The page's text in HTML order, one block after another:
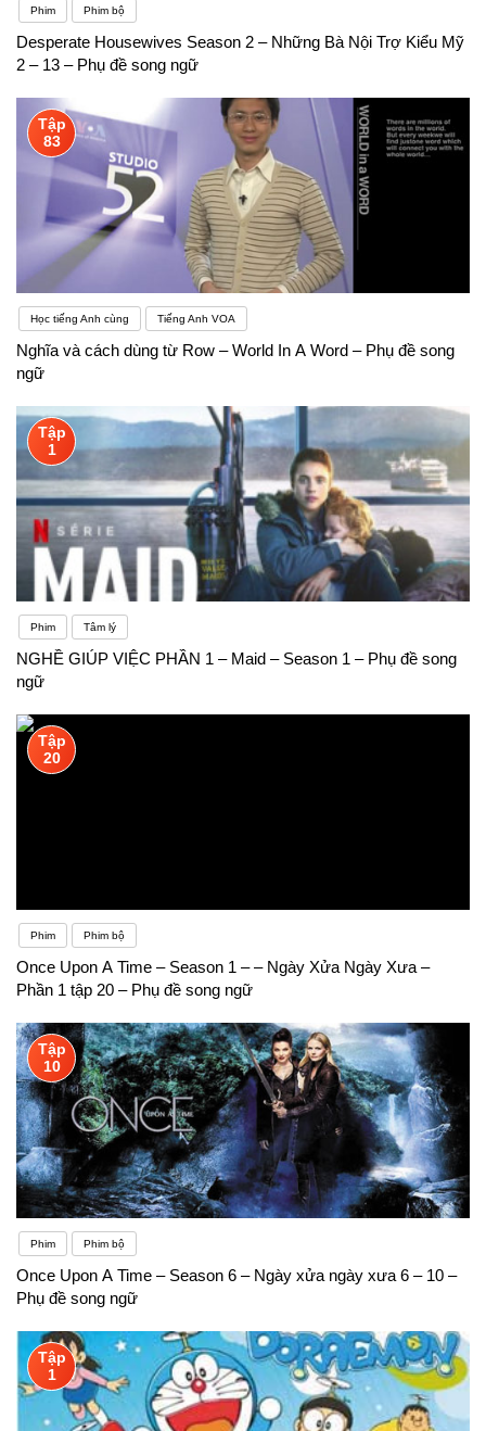
Phim Phim bộ
Desperate Housewives Season 2 – Những Bà Nội Trợ Kiểu Mỹ
2 – 13 – Phụ đề song ngữ
Tập
83
Học tiếng Anh cùng Tiếng Anh VOA
Nghĩa và cách dùng từ Row – World In A Word – Phụ đề song
ngữ
Tập
1
Phim Tâm lý
NGHỀ GIÚP VIỆC PHẦN 1 – Maid – Season 1 – Phụ đề song
ngữ
Tập
20
Phim Phim bộ
Once Upon A Time – Season 1 – – Ngày Xửa Ngày Xưa –
Phần 1 tập 20 – Phụ đề song ngữ
Tập
10
Phim Phim bộ
Once Upon A Time – Season 6 – Ngày xửa ngày xưa 6 – 10 –
Phụ đề song ngữ
Tập
1